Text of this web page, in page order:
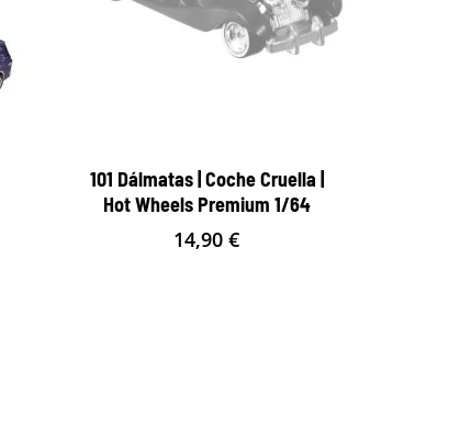
101 Dálmatas | Coche Cruella |
Hot Wheels Premium 1/64
14,90€